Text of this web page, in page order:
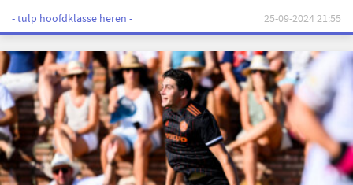
- tulp hoofdklasse heren - 25-09-2024 21:55